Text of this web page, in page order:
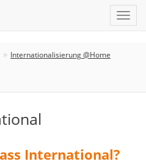
Internationalisierung @Home
International?